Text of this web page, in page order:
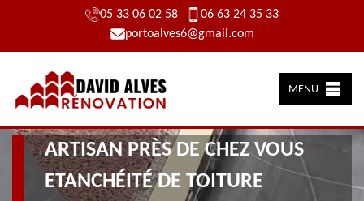
05 33 06 02 58
06 63 24 35 33
portoalves6@gmail.com
MENU
ARTISAN PRÈS DE CHEZ VOUS
ETANCHÉITÉ DE TOITURE